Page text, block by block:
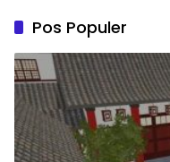
Pos Populer